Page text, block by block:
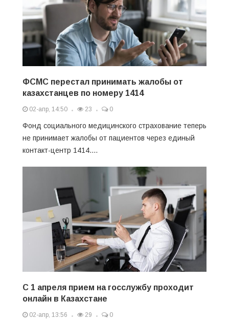
ФСМС перестал принимать жалобы от
казахстанцев по номеру 1414
02-апр, 14:50 23 0
Фонд социального медицинского страхование теперь
не принимает жалобы от пациентов через единый
контакт-центр 1414....
С 1 апреля прием на госслужбу проходит
онлайн в Казахстане
02-апр, 13:56 29 0